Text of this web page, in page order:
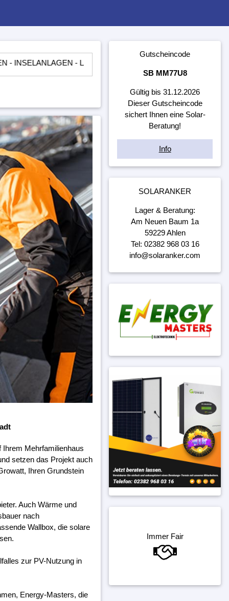
- LADEREGLER - BATTERIEN - WECHSELRICHTER -
Ihrem Mehrfamilienhaus
setzen das Projekt auch
Ihren Grundstein
Auch Wärme und
nach
Wallbox, die solare
zur PV-Nutzung in
Energy-Masters, die
Gutscheincode
SB MM77U8
Gültig bis 31.12.2026
Dieser Gutscheincode
sichert Ihnen eine Solar-
Beratung!
Info
SOLARANKER
Lager & Beratung:
Am Neuen Baum 1a
59229 Ahlen
Tel: 02382 968 03 16
info@solaranker.com
Immer Fair